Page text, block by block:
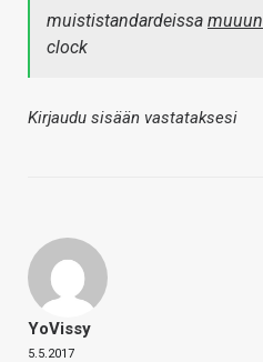
muististandardeissa muuun
clock
Kirjaudu sisään vastataksesi
YoVissy
5.5.2017